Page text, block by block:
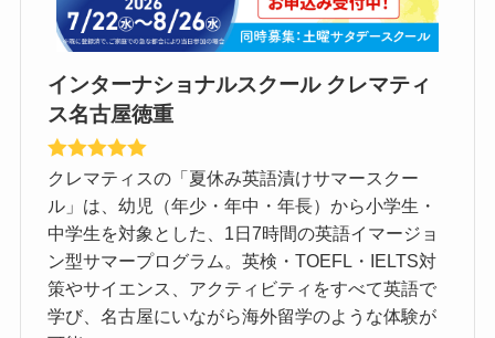
インターナショナルスクール クレマティ
ス名古屋徳重
クレマティスの「夏休み英語漬けサマースクー
ル」は、幼児（年少・年中・年長）から小学生・
中学生を対象とした、1日7時間の英語イマージョ
ン型サマープログラム。英検・TOEFL・IELTS対
策やサイエンス、アクティビティをすべて英語で
学び、名古屋にいながら海外留学のような体験が